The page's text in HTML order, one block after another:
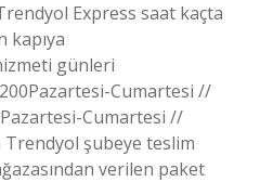
Express saat kaçta
kapıya
günleri
Cumartesi //
Cumartesi //
Trendyol şubeye teslim
verilen paket